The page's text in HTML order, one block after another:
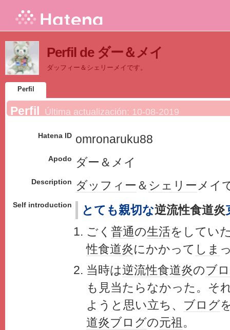
Perfil de ダー＆メイ
ダッフィー＆シェリーメイです。
Perfil
Perfil Última actualización: 10-08-2019
Hatena ID omronaruku88
Apodo ダー＆メイ
Description ダッフィー ＆ シェリーメイ
Self introduction とても親切な逆流性食道炎
ごく 普通の生活をしてい
性食道炎にかかって しま
当時は逆流性食道炎のブ
も見当たらなかった。そ
ようと思い立ち、 ブログ
道炎ブログの元祖 。